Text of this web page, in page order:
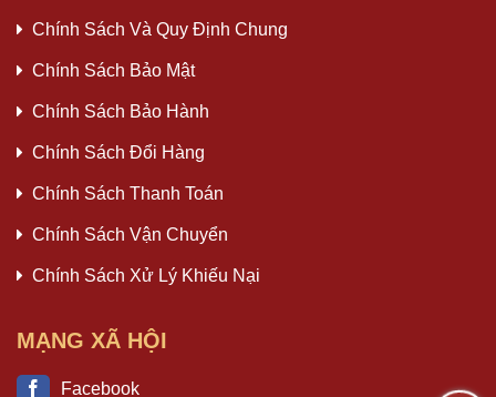
Chính Sách Và Quy Định Chung
Chính Sách Bảo Mật
Chính Sách Bảo Hành
Chính Sách Đổi Hàng
Chính Sách Thanh Toán
Chính Sách Vận Chuyển
Chính Sách Xử Lý Khiếu Nại
MẠNG XÃ HỘI
Facebook